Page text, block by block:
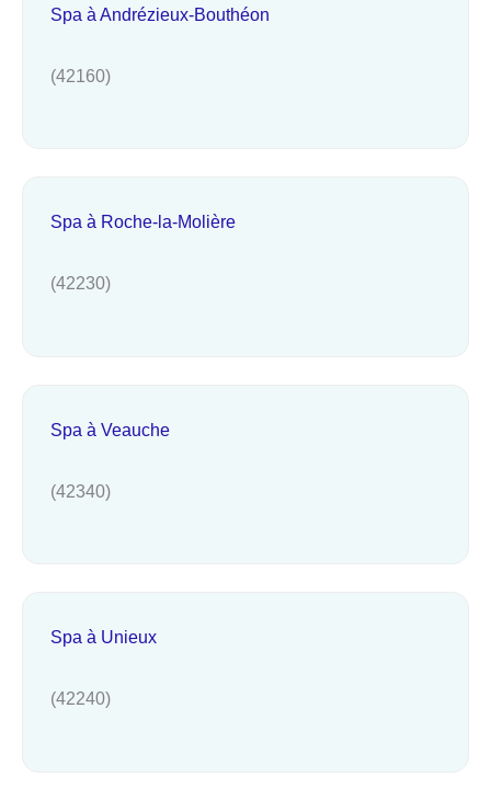
Spa à Andrézieux-Bouthéon
(42160)
Spa à Roche-la-Molière
(42230)
Spa à Veauche
(42340)
Spa à Unieux
(42240)